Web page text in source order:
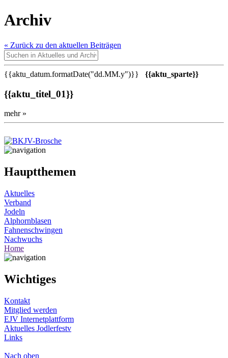
Archiv
« Zurück zu den aktuellen Beiträgen
{{aktu_datum.formatDate("dd.MM.y")}} {{aktu_sparte}}
{{aktu_titel_01}}
mehr »
Hauptthemen
Aktuelles
Verband
Jodeln
Alphornblasen
Fahnenschwingen
Nachwuchs
Home
Wichtiges
Kontakt
Mitglied werden
EJV Internetplattform
Aktuelles Jodlerfestv
Links
Nach oben